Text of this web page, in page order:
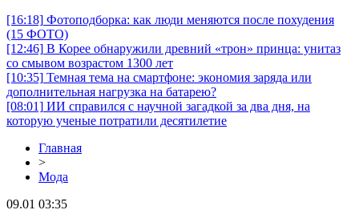
[16:18] Фотоподборка: как люди меняются после похудения
(15 ФОТО)
[12:46] В Корее обнаружили древний «трон» принца: унитаз
со смывом возрастом 1300 лет
[10:35] Темная тема на смартфоне: экономия заряда или
дополнительная нагрузка на батарею?
[08:01] ИИ справился с научной загадкой за два дня, на
которую ученые потратили десятилетие
Главная
>
Мода
09.01 03:35